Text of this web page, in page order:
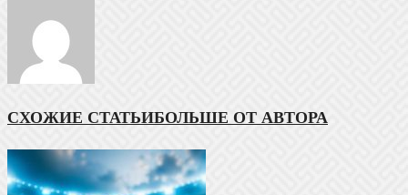
СХОЖИЕ СТАТЬИБОЛЬШЕ ОТ АВТОРА